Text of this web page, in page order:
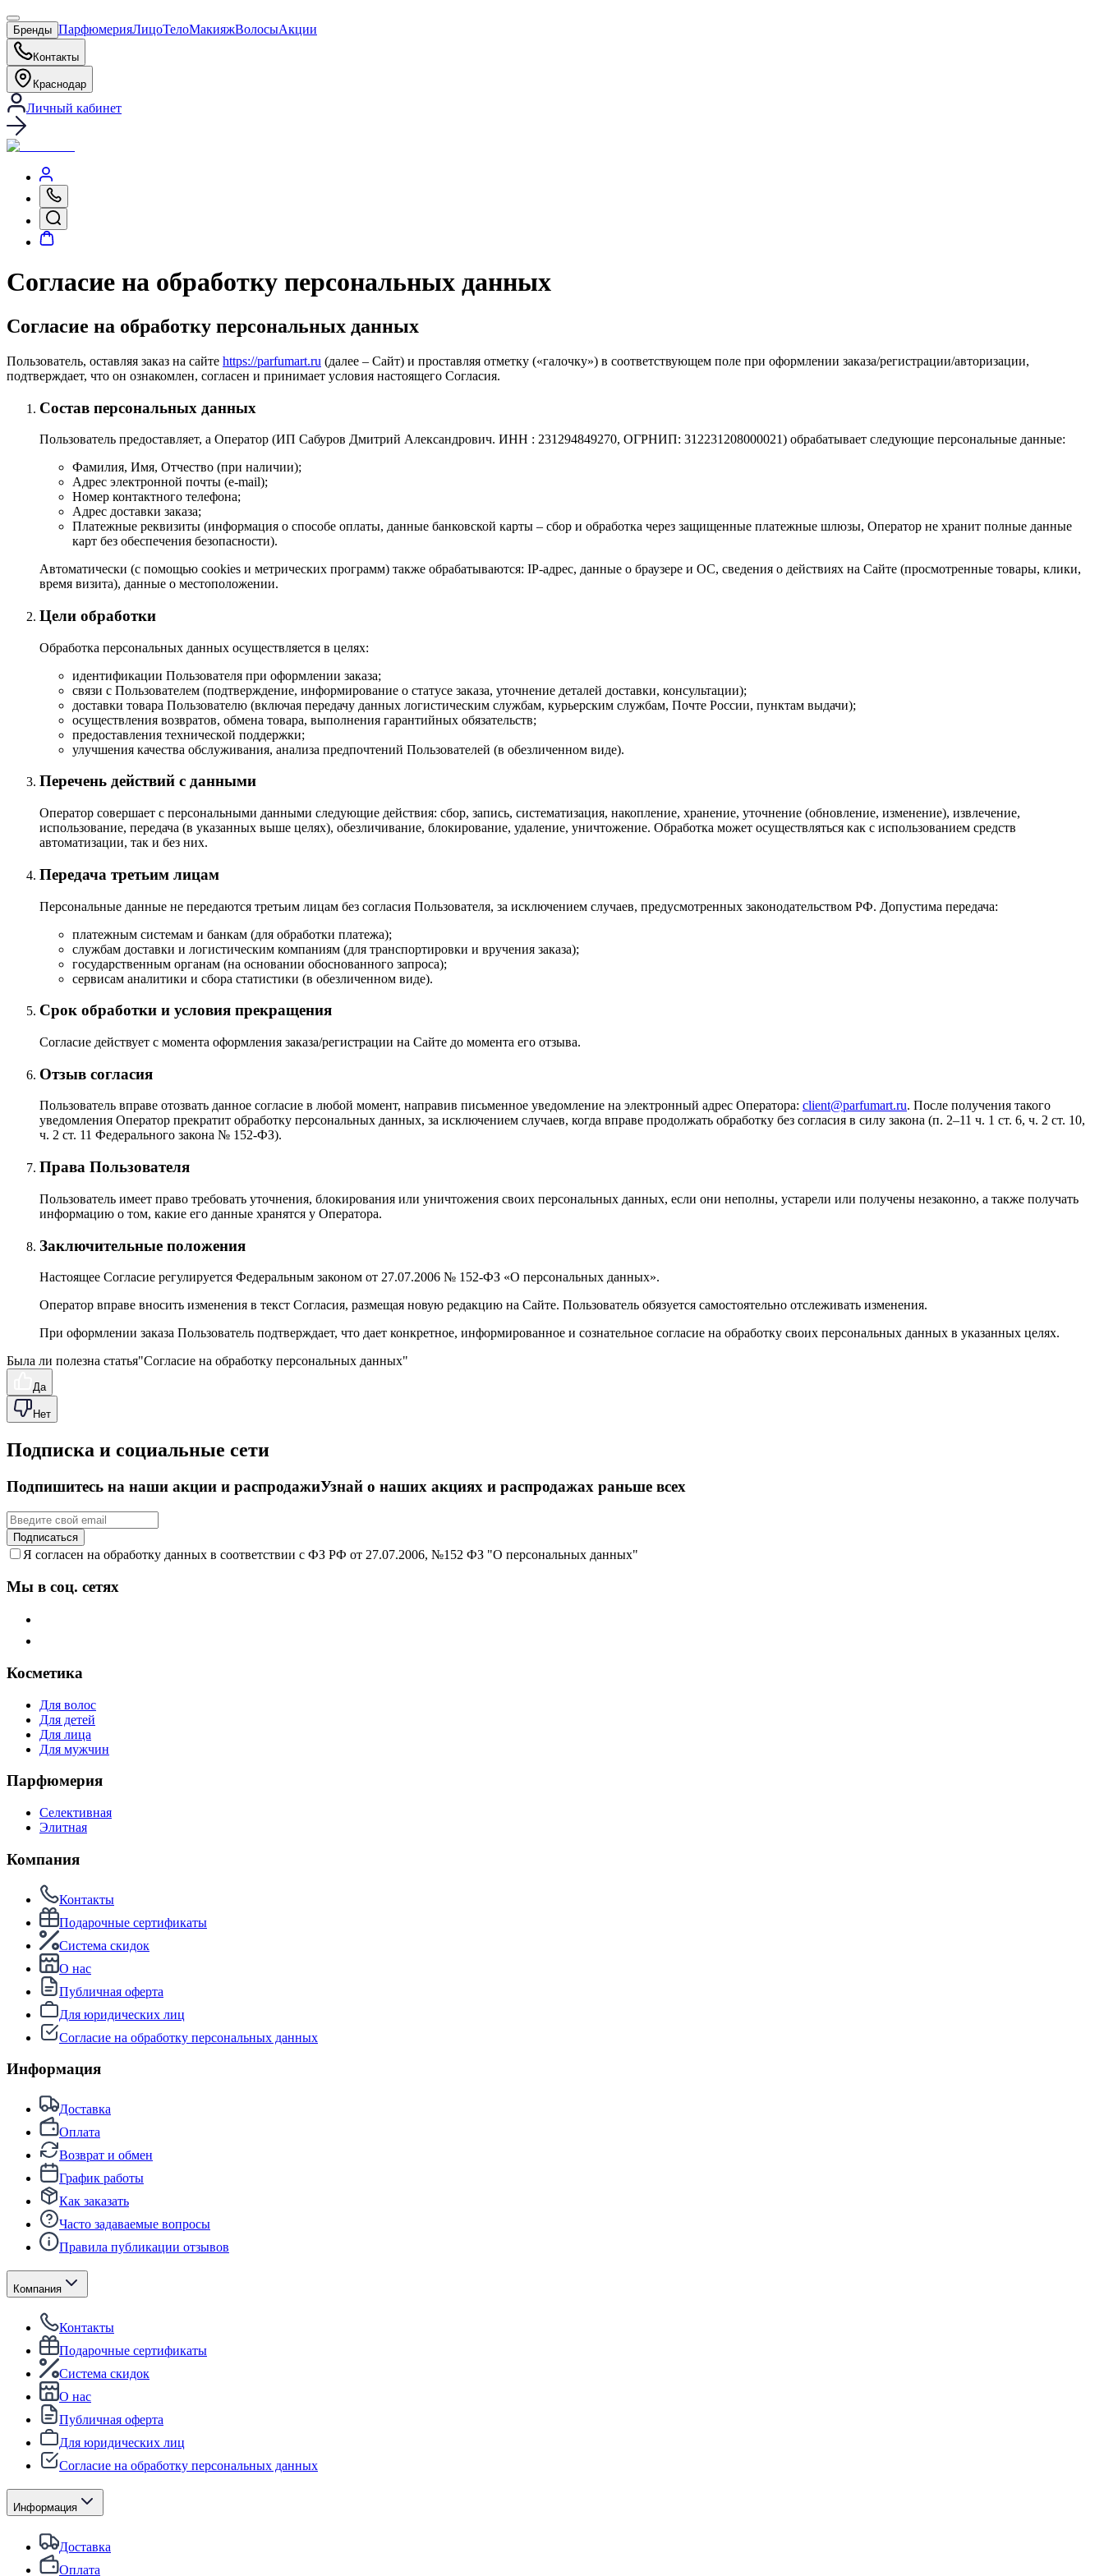
Бренды ПарфюмерияЛицоТелоМакияжВолосыАкции
Контакты
Краснодар
Личный кабинет
Согласие на обработку персональных данных
Согласие на обработку персональных данных
Пользователь, оставляя заказ на сайте https://parfumart.ru (далее – Сайт) и проставляя отметку («галочку») в соответствующем поле при оформлении заказа/регистрации/авторизации,
подтверждает, что он ознакомлен, согласен и принимает условия настоящего Согласия.
Состав персональных данных
Пользователь предоставляет, а Оператор (ИП Сабуров Дмитрий Александрович. ИНН : 231294849270, ОГРНИП: 312231208000021) обрабатывает следующие персональные данные:
Фамилия, Имя, Отчество (при наличии);
Адрес электронной почты (e-mail);
Номер контактного телефона;
Адрес доставки заказа;
Платежные реквизиты (информация о способе оплаты, данные банковской карты – сбор и обработка через защищенные платежные шлюзы, Оператор не хранит полные данные
карт без обеспечения безопасности).
Автоматически (с помощью cookies и метрических программ) также обрабатываются: IP-адрес, данные о браузере и ОС, сведения о действиях на Сайте (просмотренные товары, клики,
время визита), данные о местоположении.
Цели обработки
Обработка персональных данных осуществляется в целях:
идентификации Пользователя при оформлении заказа;
связи с Пользователем (подтверждение, информирование о статусе заказа, уточнение деталей доставки, консультации);
доставки товара Пользователю (включая передачу данных логистическим службам, курьерским службам, Почте России, пунктам выдачи);
осуществления возвратов, обмена товара, выполнения гарантийных обязательств;
предоставления технической поддержки;
улучшения качества обслуживания, анализа предпочтений Пользователей (в обезличенном виде).
Перечень действий с данными
Оператор совершает с персональными данными следующие действия: сбор, запись, систематизация, накопление, хранение, уточнение (обновление, изменение), извлечение,
использование, передача (в указанных выше целях), обезличивание, блокирование, удаление, уничтожение. Обработка может осуществляться как с использованием средств
автоматизации, так и без них.
Передача третьим лицам
Персональные данные не передаются третьим лицам без согласия Пользователя, за исключением случаев, предусмотренных законодательством РФ. Допустима передача:
платежным системам и банкам (для обработки платежа);
службам доставки и логистическим компаниям (для транспортировки и вручения заказа);
государственным органам (на основании обоснованного запроса);
сервисам аналитики и сбора статистики (в обезличенном виде).
Срок обработки и условия прекращения
Согласие действует с момента оформления заказа/регистрации на Сайте до момента его отзыва.
Отзыв согласия
Пользователь вправе отозвать данное согласие в любой момент, направив письменное уведомление на электронный адрес Оператора: client@parfumart.ru. После получения такого
уведомления Оператор прекратит обработку персональных данных, за исключением случаев, когда вправе продолжать обработку без согласия в силу закона (п. 2–11 ч. 1 ст. 6, ч. 2 ст. 10,
ч. 2 ст. 11 Федерального закона № 152-ФЗ).
Права Пользователя
Пользователь имеет право требовать уточнения, блокирования или уничтожения своих персональных данных, если они неполны, устарели или получены незаконно, а также получать
информацию о том, какие его данные хранятся у Оператора.
Заключительные положения
Настоящее Согласие регулируется Федеральным законом от 27.07.2006 № 152-ФЗ «О персональных данных».
Оператор вправе вносить изменения в текст Согласия, размещая новую редакцию на Сайте. Пользователь обязуется самостоятельно отслеживать изменения.
При оформлении заказа Пользователь подтверждает, что дает конкретное, информированное и сознательное согласие на обработку своих персональных данных в указанных целях.
Была ли полезна статья"Согласие на обработку персональных данных"
Да
Нет
Подписка и социальные сети
Подпишитесь на наши акции и распродажиУзнай о наших акциях и распродажах раньше всех
Подписаться
Я согласен на обработку данных в соответствии с ФЗ РФ от 27.07.2006, №152 ФЗ "О персональных данных"
Мы в соц. сетях
Косметика
Для волос
Для детей
Для лица
Для мужчин
Парфюмерия
Селективная
Элитная
Компания
Контакты
Подарочные сертификаты
Система скидок
О нас
Публичная оферта
Для юридических лиц
Согласие на обработку персональных данных
Информация
Доставка
Оплата
Возврат и обмен
График работы
Как заказать
Часто задаваемые вопросы
Правила публикации отзывов
Компания
Контакты
Подарочные сертификаты
Система скидок
О нас
Публичная оферта
Для юридических лиц
Согласие на обработку персональных данных
Информация
Доставка
Оплата